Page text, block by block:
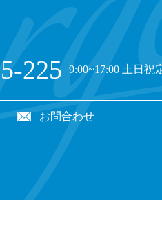
225 9:00~17:00 土日祝
お問合わせ